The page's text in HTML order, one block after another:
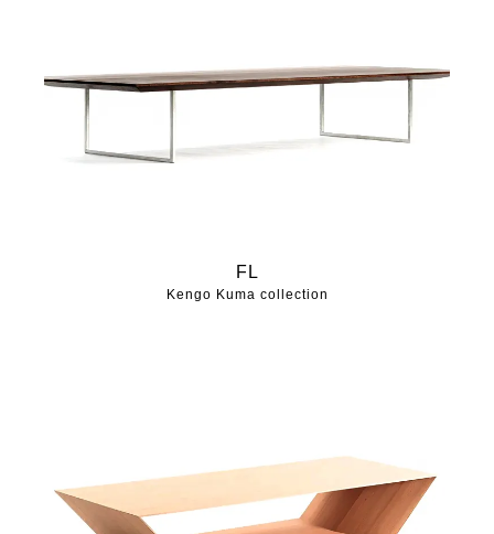
FL
Kengo Kuma collection